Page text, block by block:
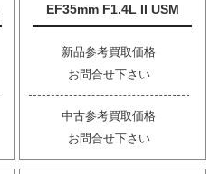
EF35mm F1.4L II USM
新品参考買取価格
お問合せ下さい
中古参考買取価格
お問合せ下さい